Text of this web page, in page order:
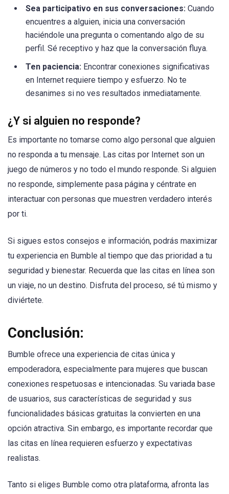
Sea participativo en sus conversaciones: Cuando
encuentres a alguien, inicia una conversación
haciéndole una pregunta o comentando algo de su
perfil. Sé receptivo y haz que la conversación fluya.
Ten paciencia: Encontrar conexiones significativas
en Internet requiere tiempo y esfuerzo. No te
desanimes si no ves resultados inmediatamente.
¿Y si alguien no responde?
Es importante no tomarse como algo personal que alguien
no responda a tu mensaje. Las citas por Internet son un
juego de números y no todo el mundo responde. Si alguien
no responde, simplemente pasa página y céntrate en
interactuar con personas que muestren verdadero interés
por ti.
Si sigues estos consejos e información, podrás maximizar
tu experiencia en Bumble al tiempo que das prioridad a tu
seguridad y bienestar. Recuerda que las citas en línea son
un viaje, no un destino. Disfruta del proceso, sé tú mismo y
diviértete.
Conclusión:
Bumble ofrece una experiencia de citas única y
empoderadora, especialmente para mujeres que buscan
conexiones respetuosas e intencionadas. Su variada base
de usuarios, sus características de seguridad y sus
funcionalidades básicas gratuitas la convierten en una
opción atractiva. Sin embargo, es importante recordar que
las citas en línea requieren esfuerzo y expectativas
realistas.
Tanto si eliges Bumble como otra plataforma, afronta las